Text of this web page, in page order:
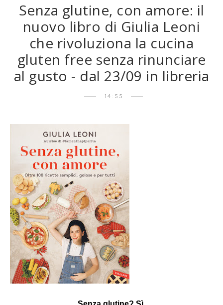
Senza glutine, con amore: il
nuovo libro di Giulia Leoni
che rivoluziona la cucina
gluten free senza rinunciare
al gusto - dal 23/09 in libreria
14:55